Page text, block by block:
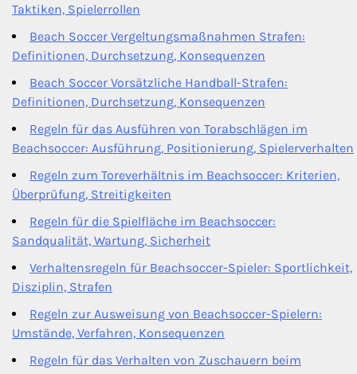
Taktiken, Spielerrollen
Beach Soccer Vergeltungsmaßnahmen Strafen:
Definitionen, Durchsetzung, Konsequenzen
Beach Soccer Vorsätzliche Handball-Strafen:
Definitionen, Durchsetzung, Konsequenzen
Regeln für das Ausführen von Torabschlägen im
Beachsoccer: Ausführung, Positionierung, Spielerverhalten
Regeln zum Toreverhältnis im Beachsoccer: Kriterien,
Überprüfung, Streitigkeiten
Regeln für die Spielfläche im Beachsoccer:
Sandqualität, Wartung, Sicherheit
Verhaltensregeln für Beachsoccer-Spieler: Sportlichkeit,
Disziplin, Strafen
Regeln zur Ausweisung von Beachsoccer-Spielern:
Umstände, Verfahren, Konsequenzen
Regeln für das Verhalten von Zuschauern beim